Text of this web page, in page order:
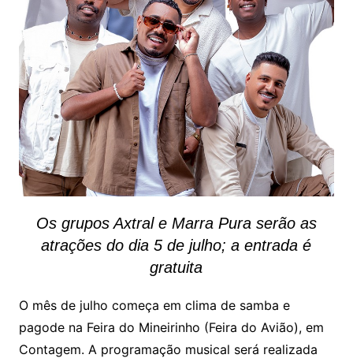
Os grupos Axtral e Marra Pura serão as
atrações do dia 5 de julho; a entrada é
gratuita
O mês de julho começa em clima de samba e
pagode na Feira do Mineirinho (Feira do Avião), em
Contagem. A programação musical será realizada